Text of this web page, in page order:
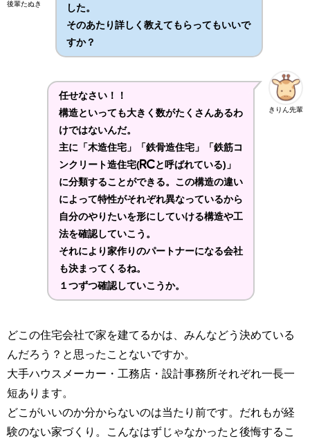
後輩たぬき
した。
そのあたり詳しく教えてもらってもいいで
すか？
きりん先輩
任せなさい！！
構造といっても大きく数がたくさんあるわ
けではないんだ。
主に「木造住宅」「鉄骨造住宅」「鉄筋コ
ンクリート造住宅(RCと呼ばれている)」
に分類することができる。この構造の違い
によって特性がそれぞれ異なっているから
自分のやりたいを形にしていける構造や工
法を確認していこう。
それにより家作りのパートナーになる会社
も決まってくるね。
１つずつ確認していこうか。
どこの住宅会社で家を建てるかは、みんなどう決めている
んだろう？と思ったことないですか。
大手ハウスメーカー・工務店・設計事務所それぞれ一長一
短あります。
どこがいいのか分からないのは当たり前です。だれもが経
験のない家づくり。こんなはずじゃなかったと後悔するこ